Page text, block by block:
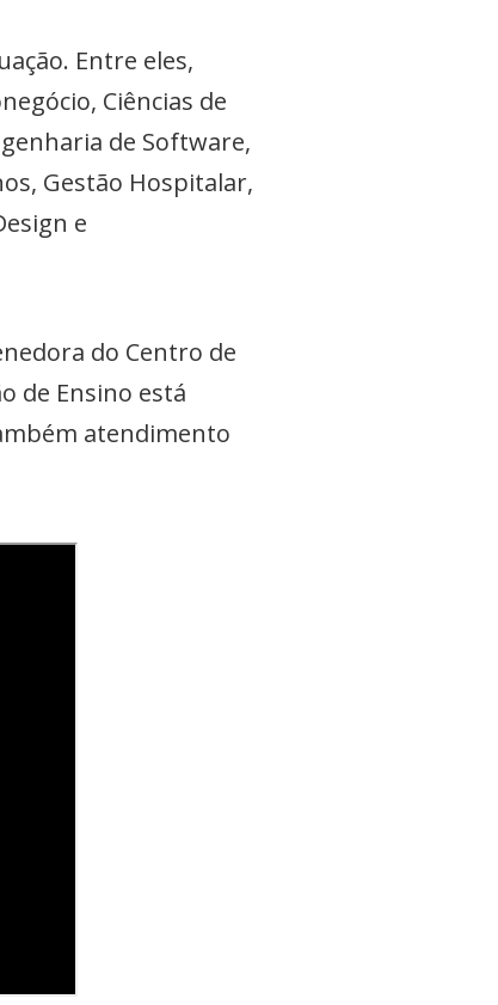
Entre eles,
Ciências de
de Software,
Gestão Hospitalar,
e
do Centro de
de Ensino está
atendimento